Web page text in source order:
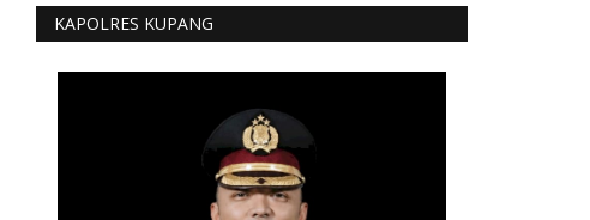
KAPOLRES KUPANG